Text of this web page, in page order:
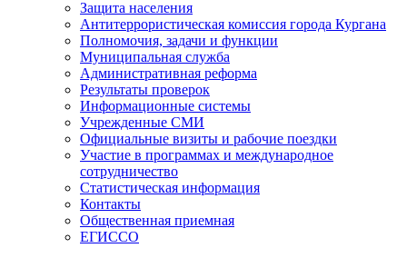
Защита населения
Антитеррористическая комиссия города Кургана
Полномочия, задачи и функции
Муниципальная служба
Административная реформа
Результаты проверок
Информационные системы
Учрежденные СМИ
Официальные визиты и рабочие поездки
Участие в программах и международное
сотрудничество
Статистическая информация
Контакты
Общественная приемная
ЕГИССО